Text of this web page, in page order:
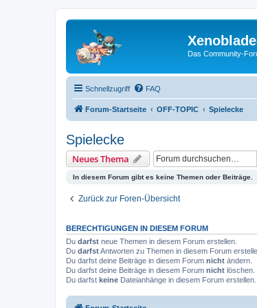
Das Community-
Schnellzugriff FAQ
Forum-Startseite OFF-TOPIC Spielecke
Spielecke
Neues Thema
In diesem Forum gibt es keine Themen oder Beiträge.
Zurück zur Foren-Übersicht
BERECHTIGUNGEN IN DIESEM FORUM
Du darfst neue Themen in diesem Forum erstellen.
Du darfstAntworten zu Themen in diesem Forum
Du darfst deine Beiträge in diesem Forum nicht ändern.
Du darfst deine Beiträge in diesem Forum nicht löschen.
Du darfst keine Dateianhänge in diesem Forum erstellen.